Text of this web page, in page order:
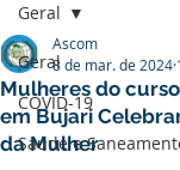
Geral
COVID-19
Saúde e
Geral
Mulheres do
em Bujari
da Mulher
Ascom
8 de mar. de 2024